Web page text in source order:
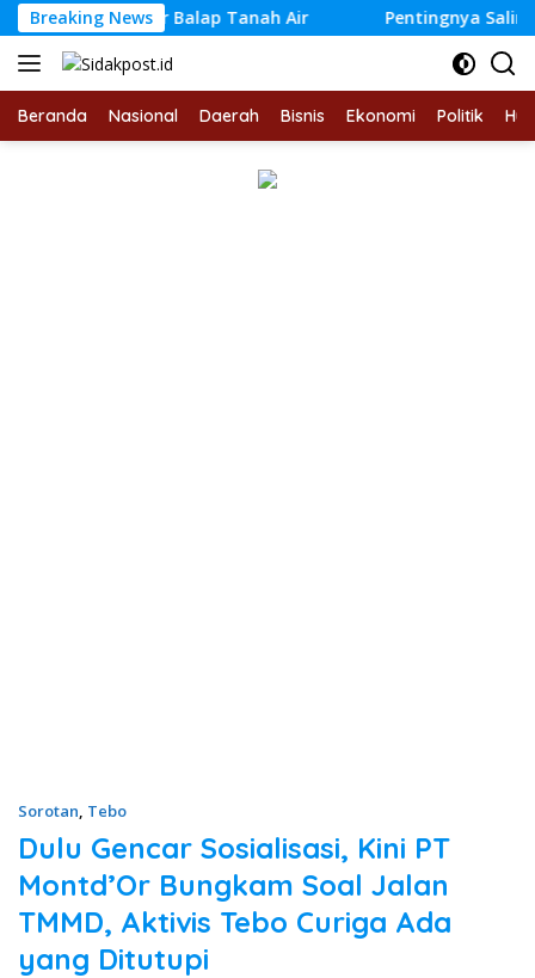
Langsung
ke
konten
Breaking News
Balap Tanah Air Pentingnya Saling
Beranda Nasional Daerah Bisnis Ekonomi Politik
Sorotan, Tebo
Dulu Gencar Sosialisasi, Kini PT
Montd’Or Bungkam Soal Jalan
TMMD, Aktivis Tebo Curiga Ada
yang Ditutupi